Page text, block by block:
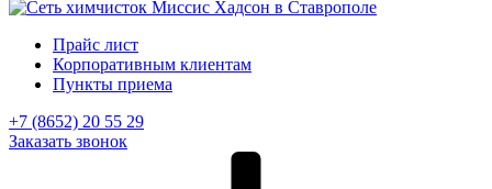
Прайс лист
Корпоративным клиентам
Пункты приема
+7 (8652) 20 55 29
Заказать звонок